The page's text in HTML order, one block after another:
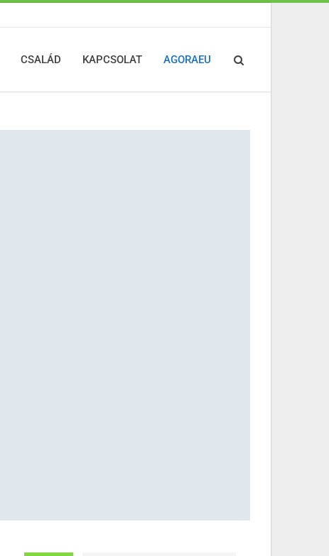
CSALÁD KAPCSOLAT AGORAEU